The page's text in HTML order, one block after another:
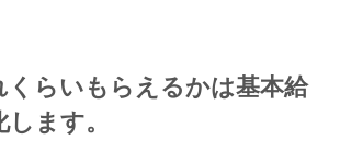
くらいもらえるかは基本給
ます。